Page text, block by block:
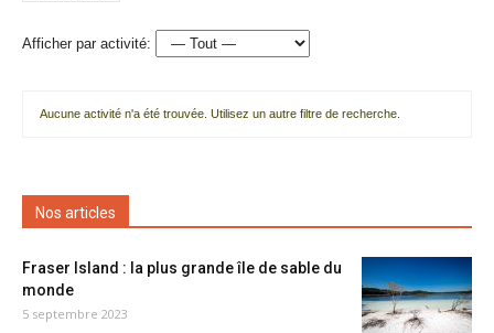
Afficher par activité:
Aucune activité n'a été trouvée. Utilisez un autre filtre de recherche.
Nos articles
Fraser Island : la plus grande île de sable du
monde
5 septembre 2023